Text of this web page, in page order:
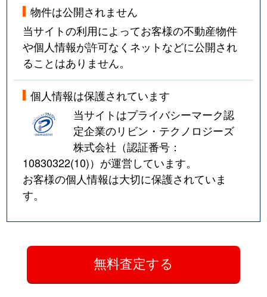
物件は公開されません
当サイトの利用によってお客様の不動産物件
や個人情報が許可なくネットなどに公開され
ることはありません。
個人情報は保護されています
当サイトはプライバシーマーク認
定企業のリビン・テクノロジーズ
株式会社（認証番号：
10830322(10)）が運営しています。
お客様の個人情報は大切に保護されていま
す。